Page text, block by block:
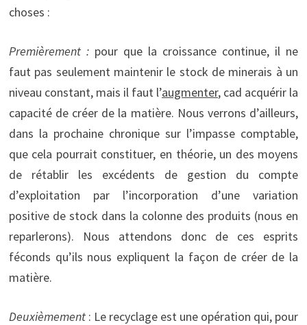
choses :
Premièrement : pour que la croissance continue, il ne
faut pas seulement maintenir le stock de minerais à un
niveau constant, mais il faut l’augmenter, cad acquérir la
capacité de créer de la matière. Nous verrons d’ailleurs,
dans la prochaine chronique sur l’impasse comptable,
que cela pourrait constituer, en théorie, un des moyens
de rétablir les excédents de gestion du compte
d’exploitation par l’incorporation d’une variation
positive de stock dans la colonne des produits (nous en
reparlerons). Nous attendons donc de ces esprits
féconds qu’ils nous expliquent la façon de créer de la
matière.
Deuxièmement: Le recyclage est une opération qui, pour